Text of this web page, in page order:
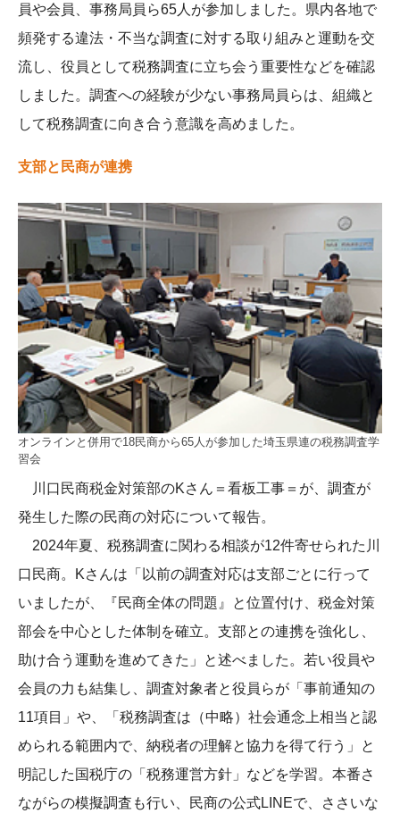
員や会員、事務局員ら65人が参加しました。県内各地で
頻発する違法・不当な調査に対する取り組みと運動を交
流し、役員として税務調査に立ち会う重要性などを確認
しました。調査への経験が少ない事務局員らは、組織と
して税務調査に向き合う意識を高めました。
支部と民商が連携
オンラインと併用で18民商から65人が参加した埼玉県連の税務調査学
習会
川口民商税金対策部のKさん＝看板工事＝が、調査が
発生した際の民商の対応について報告。
2024年夏、税務調査に関わる相談が12件寄せられた川
口民商。Kさんは「以前の調査対応は支部ごとに行って
いましたが、『民商全体の問題』と位置付け、税金対策
部会を中心とした体制を確立。支部との連携を強化し、
助け合う運動を進めてきた」と述べました。若い役員や
会員の力も結集し、調査対象者と役員らが「事前通知の
11項目」や、「税務調査は（中略）社会通念上相当と認
められる範囲内で、納税者の理解と協力を得て行う」と
明記した国税庁の「税務運営方針」などを学習。本番さ
ながらの模擬調査も行い、民商の公式LINEで、ささいな